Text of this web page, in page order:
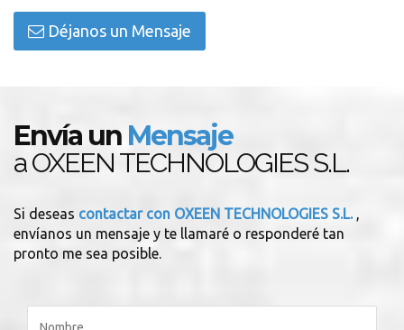
Déjanos un Mensaje
Envía un Mensaje
a OXEEN TECHNOLOGIES S.L.
Si deseas contactar con OXEEN TECHNOLOGIES S.L. ,
envíanos un mensaje y te llamaré o responderé tan
pronto me sea posible.